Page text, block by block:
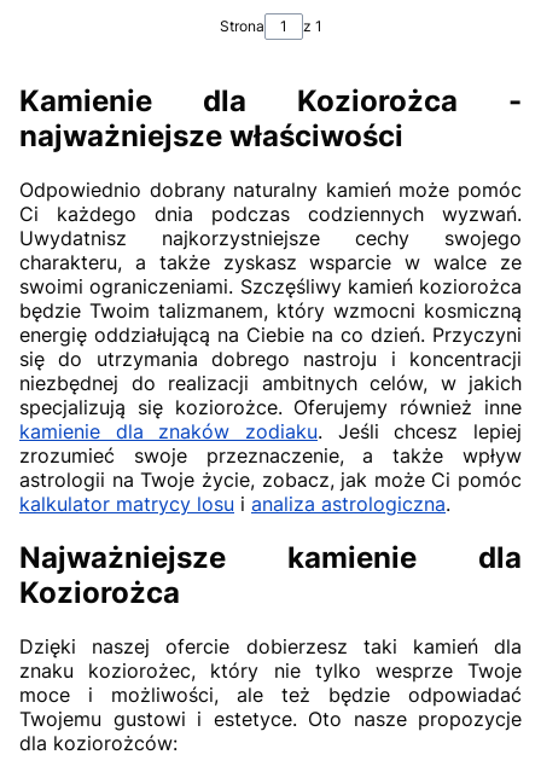
Strona z 1
Kamienie dla Koziorożca -
najważniejsze właściwości
Odpowiednio dobrany naturalny kamień może pomóc
Ci każdego dnia podczas codziennych wyzwań.
Uwydatnisz najkorzystniejsze cechy swojego
charakteru, a także zyskasz wsparcie w walce ze
swoimi ograniczeniami. Szczęśliwy kamień koziorożca
będzie Twoim talizmanem, który wzmocni kosmiczną
energię oddziałującą na Ciebie na co dzień. Przyczyni
się do utrzymania dobrego nastroju i koncentracji
niezbędnej do realizacji ambitnych celów, w jakich
specjalizują się koziorożce. Oferujemy również inne
kamienie dla znaków zodiaku. Jeśli chcesz lepiej
zrozumieć swoje przeznaczenie, a także wpływ
astrologii na Twoje życie, zobacz, jak może Ci pomóc
kalkulator matrycy losu i analiza astrologiczna.
Najważniejsze kamienie dla
Koziorożca
Dzięki naszej ofercie dobierzesz taki kamień dla
znaku koziorożec, który nie tylko wesprze Twoje
moce i możliwości, ale też będzie odpowiadać
Twojemu gustowi i estetyce. Oto nasze propozycje
dla koziorożców: